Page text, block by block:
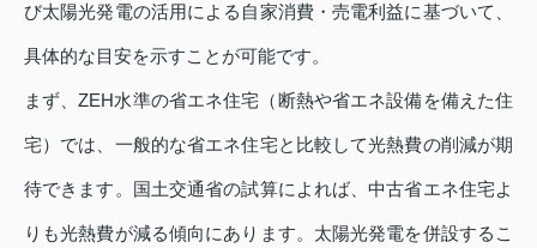
び太陽光発電の活用による自家消費・売電利益に基づいて、
具体的な目安を示すことが可能です。
まず、ZEH水準の省エネ住宅（断熱や省エネ設備を備えた住
宅）では、一般的な省エネ住宅と比較して光熱費の削減が期
待できます。国土交通省の試算によれば、中古省エネ住宅よ
りも光熱費が減る傾向にあります。太陽光発電を併設するこ